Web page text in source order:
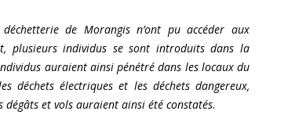
de Morangis n’ont pu accéder aux
plusieurs individus se sont introduits dans la
auraient ainsi pénétré dans les locaux du
déchets électriques et les déchets dangereux,
et vols auraient ainsi été constatés.